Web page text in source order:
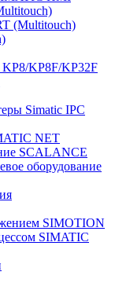
(Multitouch)
KP8F/KP32F
Simatic IPC
NET
SCALANCE
оборудование
SIMOTION
SIMATIC